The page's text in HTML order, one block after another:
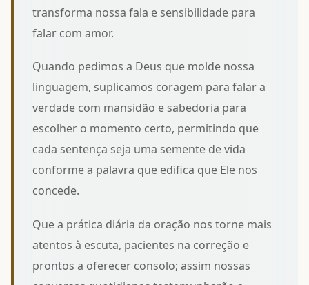
transforma nossa fala e sensibilidade para
falar com amor.
Quando pedimos a Deus que molde nossa
linguagem, suplicamos coragem para falar a
verdade com mansidão e sabedoria para
escolher o momento certo, permitindo que
cada sentença seja uma semente de vida
conforme a palavra que edifica que Ele nos
concede.
Que a prática diária da oração nos torne mais
atentos à escuta, pacientes na correção e
prontos a oferecer consolo; assim nossas